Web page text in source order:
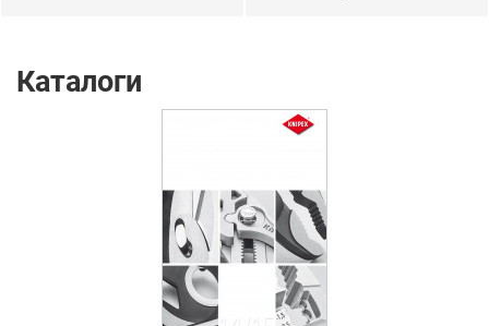
Каталоги